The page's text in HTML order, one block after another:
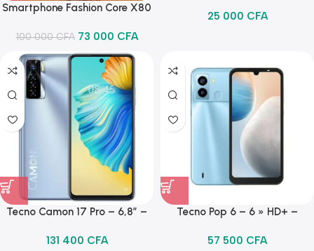
Smartphone Fashion Core X80
100 000CFA 73 000 CFA
FastCharging
25 000 CFA
Tecno Camon 17 Pro – 6,8″ –
64+8+2+2 Mpx / 48 Mpx
131 400 CFA
Tecno Pop 6 – 6 » HD+ –
5000mAh – Bleu
57 500 CFA